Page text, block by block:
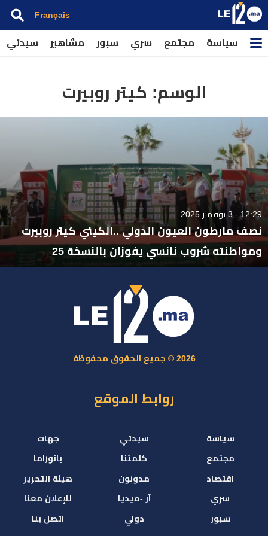
Français
سياسة مجتمع سري سبور مشاهير سيدتي
الوسم: كيتر روبيرت
12:29 - 3 نوفمبر 2025
نصف مارطون العيون الدولي ..الكيني كيتر روبيرت
ومواطنته شروب نانسي يفوزان بالنسخة 25
2026 © جميع الحقوق محفوظة
روابط الموقع
سياسة
مجتمع
اقتصاد
سري
سبور
سيدتي
كلمتنا
مدونون
آر -ميديا
دولي
جهات
بانوراما
هيئة التحرير
للإعلان معنا
اتصل بنا